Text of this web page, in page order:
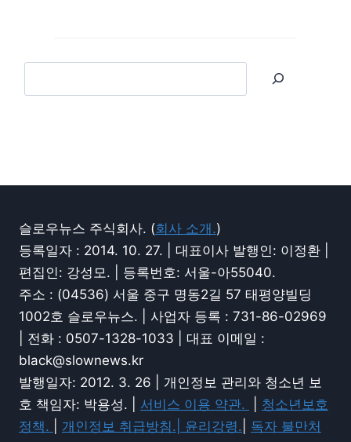
슬로우뉴스 주식회사. (회사 소개.)
등록일자 : 2014. 10. 27. | 대표이사 발행인: 이정환 |
편집인: 강성모. | 등록번호: 서울-아55040.
주소 : (04536) 서울 중구 명동2길 57 태평양빌딩
1002호 슬로우뉴스. | 사업자 등록 : 731-86-02969
| 전화 : 0507-1328-1033 | 대표 이메일 :
black@slownews.kr
발행일자: 2012. 3. 26 | 개인정보 관리와 청소년 보
호 책임자: 박용성. | 서비스 이용 약관.
청소년보호
정책.
개인정보 취급방침.| 윤리강령.
독자 불만처